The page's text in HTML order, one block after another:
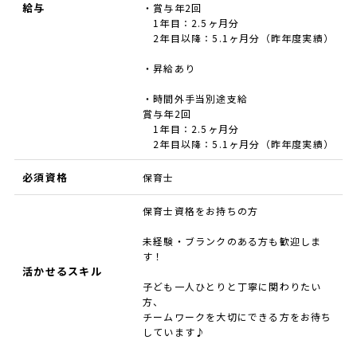
給与
・賞与年2回
1年目：2.5ヶ月分
2年目以降：5.1ヶ月分（昨年度実績）
・昇給あり
・時間外手当別途支給
賞与年2回
1年目：2.5ヶ月分
2年目以降：5.1ヶ月分（昨年度実績）
必須資格 保育士
活かせるスキル
保育士資格をお持ちの方
未経験・ブランクのある方も歓迎しま
す！
子ども一人ひとりと丁寧に関わりたい
方、
チームワークを大切にできる方をお待ち
しています♪